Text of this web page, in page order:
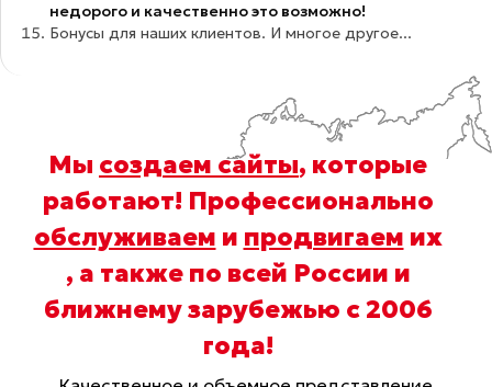
недорого и качественно это возможно!
Бонусы для наших клиентов. И многое другое...
Мы создаем сайты, которые
работают! Профессионально
обслуживаем и продвигаем их
, а также по всей России и
ближнему зарубежью с 2006
года!